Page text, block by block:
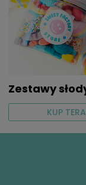
Zestawy
KUP